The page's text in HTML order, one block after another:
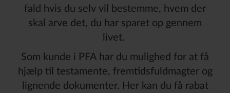
fald hvis du selv vil bestemme, hvem der
skal arve det, du har sparet op gennem
livet.
Som kunde i PFA har du mulighed for at få
hjælp til testamente, fremtidsfuldmagter og
lignende dokumenter. Her kan du få rabat